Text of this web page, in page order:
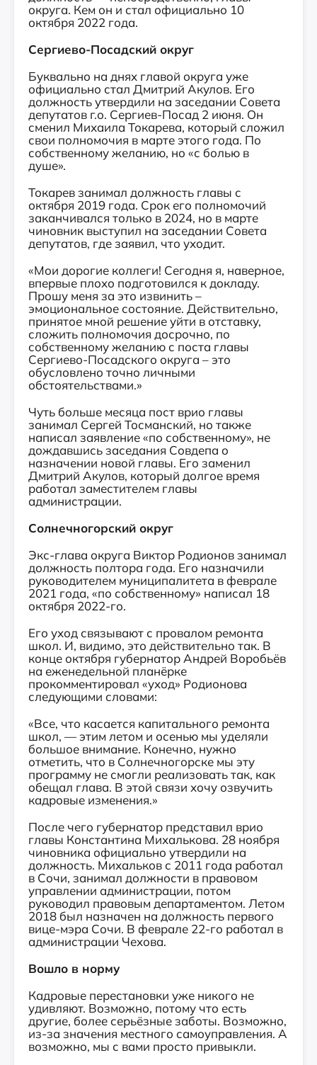
округа. Кем он и стал официально 10
октября 2022 года.
Сергиево-Посадский округ
Буквально на днях главой округа уже
официально стал Дмитрий Акулов. Его
должность утвердили на заседании Совета
депутатов г.о. Сергиев-Посад 2 июня. Он
сменил Михаила Токарева, который сложил
свои полномочия в марте этого года. По
собственному желанию, но «с болью в
душе».
Токарев занимал должность главы с
октября 2019 года. Срок его полномочий
заканчивался только в 2024, но в марте
чиновник выступил на заседании Совета
депутатов, где заявил, что уходит.
«Мои дорогие коллеги! Сегодня я, наверное,
впервые плохо подготовился к докладу.
Прошу меня за это извинить –
эмоциональное состояние. Действительно,
принятое мной решение уйти в отставку,
сложить полномочия досрочно, по
собственному желанию с поста главы
Сергиево-Посадского округа – это
обусловлено точно личными
обстоятельствами.»
Чуть больше месяца пост врио главы
занимал Сергей Тосманский, но также
написал заявление «по собственному», не
дождавшись заседания Совдепа о
назначении новой главы. Его заменил
Дмитрий Акулов, который долгое время
работал заместителем главы
администрации.
Солнечногорский округ
Экс-глава округа Виктор Родионов занимал
должность полтора года. Его назначили
руководителем муниципалитета в феврале
2021 года, «по собственному» написал 18
октября 2022-го.
Его уход связывают с провалом ремонта
школ. И, видимо, это действительно так. В
конце октября губернатор Андрей Воробьёв
на еженедельной планёрке
прокомментировал «уход» Родионова
следующими словами:
«Все, что касается капитального ремонта
школ, — этим летом и осенью мы уделяли
большое внимание. Конечно, нужно
отметить, что в Солнечногорске мы эту
программу не смогли реализовать так, как
обещал глава. В этой связи хочу озвучить
кадровые изменения.»
После чего губернатор представил врио
главы Константина Михалькова. 28 ноября
чиновника официально утвердили на
должность. Михальков с 2011 года работал
в Сочи, занимал должности в правовом
управлении администрации, потом
руководил правовым департаментом. Летом
2018 был назначен на должность первого
вице-мэра Сочи. В феврале 22-го работал в
администрации Чехова.
Вошло в норму
Кадровые перестановки уже никого не
удивляют. Возможно, потому что есть
другие, более серьёзные заботы. Возможно,
из-за значения местного самоуправления. А
возможно, мы с вами просто привыкли.